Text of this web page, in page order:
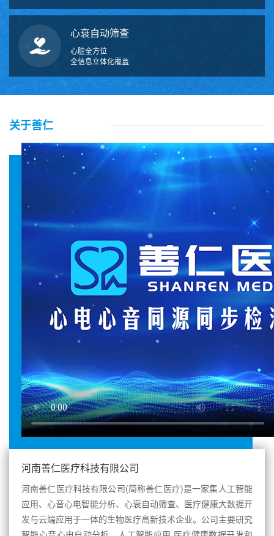
心衰自动筛查
心脏全方位
全信息立体化覆盖
关于善仁
河南善仁医疗科技有限公司
河南善仁医疗科技有限公司(简称善仁医疗)是一家集人工智能
应用、心音心电智能分析、心衰自动筛查、医疗健康大数据开
发与云端应用于一体的生物医疗高新技术企业。公司主要研究